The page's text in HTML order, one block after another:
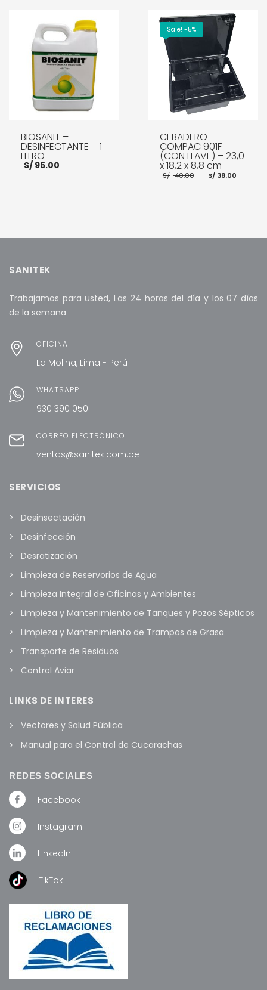
AÑADIR AL CARRITO
BIOSANIT –
DESINFECTANTE – 1
LITRO
S/ 95.00
Sale! -5%
CEBADERO
COMPAC 901F
(CON LLAVE) – 23,0
x 18,2 x 8,8 cm
S/ 40.00 El
precio
S/38.00
SANITEK
Trabajamos para usted, Las 24 horas del día y los 07 días
de la semana
OFICINA
La Molina, Lima - Perú
WHATSAPP
930 390 050
CORREO ELECTRÓNICO
ventas@sanitek.com.pe
SERVICIOS
Desinsectación
Desinfección
Desratización
Limpieza de Reservorios de Agua
Limpieza Integral de Oficinas y Ambientes
Limpieza y Mantenimiento de Tanques y Pozos Sépticos
Limpieza y Mantenimiento de Trampas de Grasa
Transporte de Residuos
Control Aviar
LINKS DE INTERES
Vectores y Salud Pública
Manual para el Control de Cucarachas
REDES SOCIALES
Facebook
Instagram
LinkedIn
TikTok